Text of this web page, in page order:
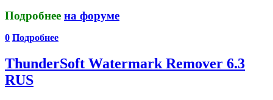
Подробнее на форуме
0 Подробнее
ThunderSoft Watermark Remover 6.3
RUS